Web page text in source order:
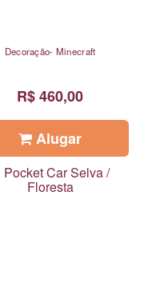
Decoração- Minecraft
R$ 460,00
Alugar